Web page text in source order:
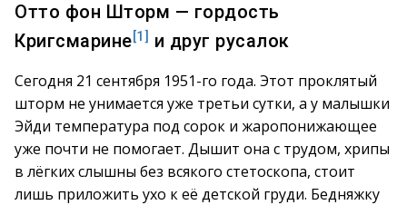
Отто фон Шторм — гордость
Кригсмарине[1] и друг русалок
Сегодня 21 сентября 1951-го года. Этот проклятый
шторм не унимается уже третьи сутки, а у малышки
Эйди температура под сорок и жаропонижающее
уже почти не помогает. Дышит она с трудом, хрипы
в лёгких слышны без всякого стетоскопа, стоит
лишь приложить ухо к её детской груди. Бедняжку